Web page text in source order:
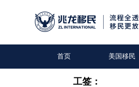
首页 美国移民
工签：